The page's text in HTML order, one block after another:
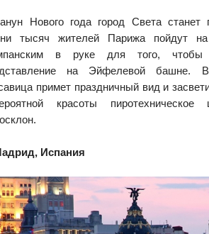
Нового года город Света станет
тысяч жителей Парижа пойдут
в руке для того, чтобы
на Эйфелевой башне.
примет праздничный вид и
красоты
Испания